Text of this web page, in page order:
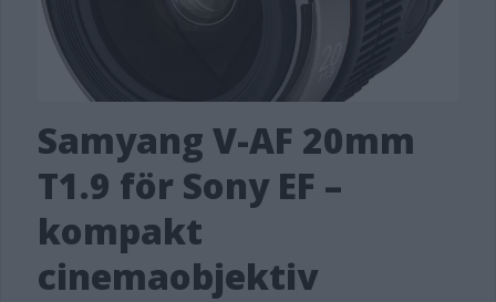
Samyang V-AF 20mm
T1.9 för Sony EF –
kompakt
cinemaobjektiv